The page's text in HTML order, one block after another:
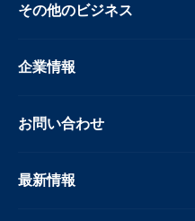
その他のビジネス
企業情報
お問い合わせ
最新情報